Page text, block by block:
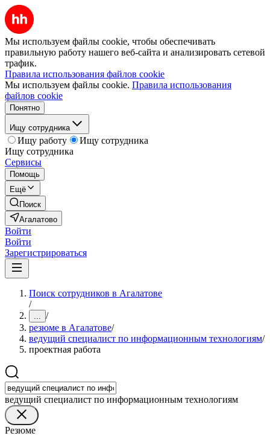
Мы используем файлы cookie, чтобы обеспечивать
правильную работу нашего веб-сайта и анализировать сетевой
трафик.
Правила использования файлов cookie
Мы используем файлы cookie. Правила использования
файлов cookie
Понятно
Ищу сотрудника
Ищу работу
Ищу сотрудника
Ищу сотрудника
Сервисы
Помощь
Ещё
Поиск
Агалатово
Войти
Войти
Зарегистрироваться
Поиск сотрудников в Агалатове
/
... /
резюме в Агалатове/
ведущий специалист по информационным технологиям/
проектная работа
ведущий специалист по информационным технологиям
Резюме